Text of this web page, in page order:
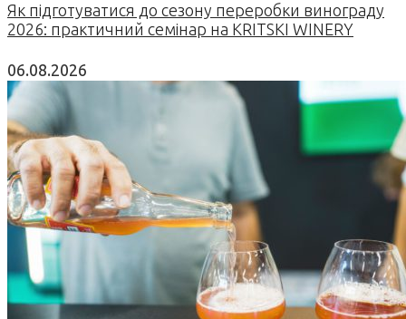
Як підготуватися до сезону переробки винограду
2026: практичний семінар на KRITSKI WINERY
06.08.2026